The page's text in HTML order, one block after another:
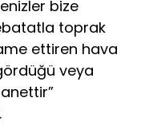
bize
toprak
ettiren hava
veya